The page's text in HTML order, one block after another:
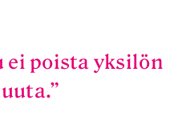
ei poista yksilön